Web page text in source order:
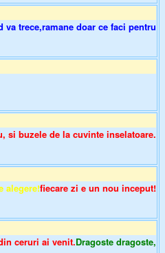
va trece,ramane doar ce faci pentru
si buzele de la cuvinte inselatoare.
fiecare zi e un nou inceput!
alegere!
Dragoste dragoste,
ceruri ai venit.